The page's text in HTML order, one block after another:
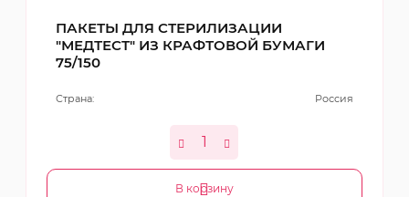
ПАКЕТЫ ДЛЯ СТЕРИЛИЗАЦИИ
"МЕДТЕСТ" ИЗ КРАФТОВОЙ БУМАГИ
75/150
Страна: Россия
В корзину